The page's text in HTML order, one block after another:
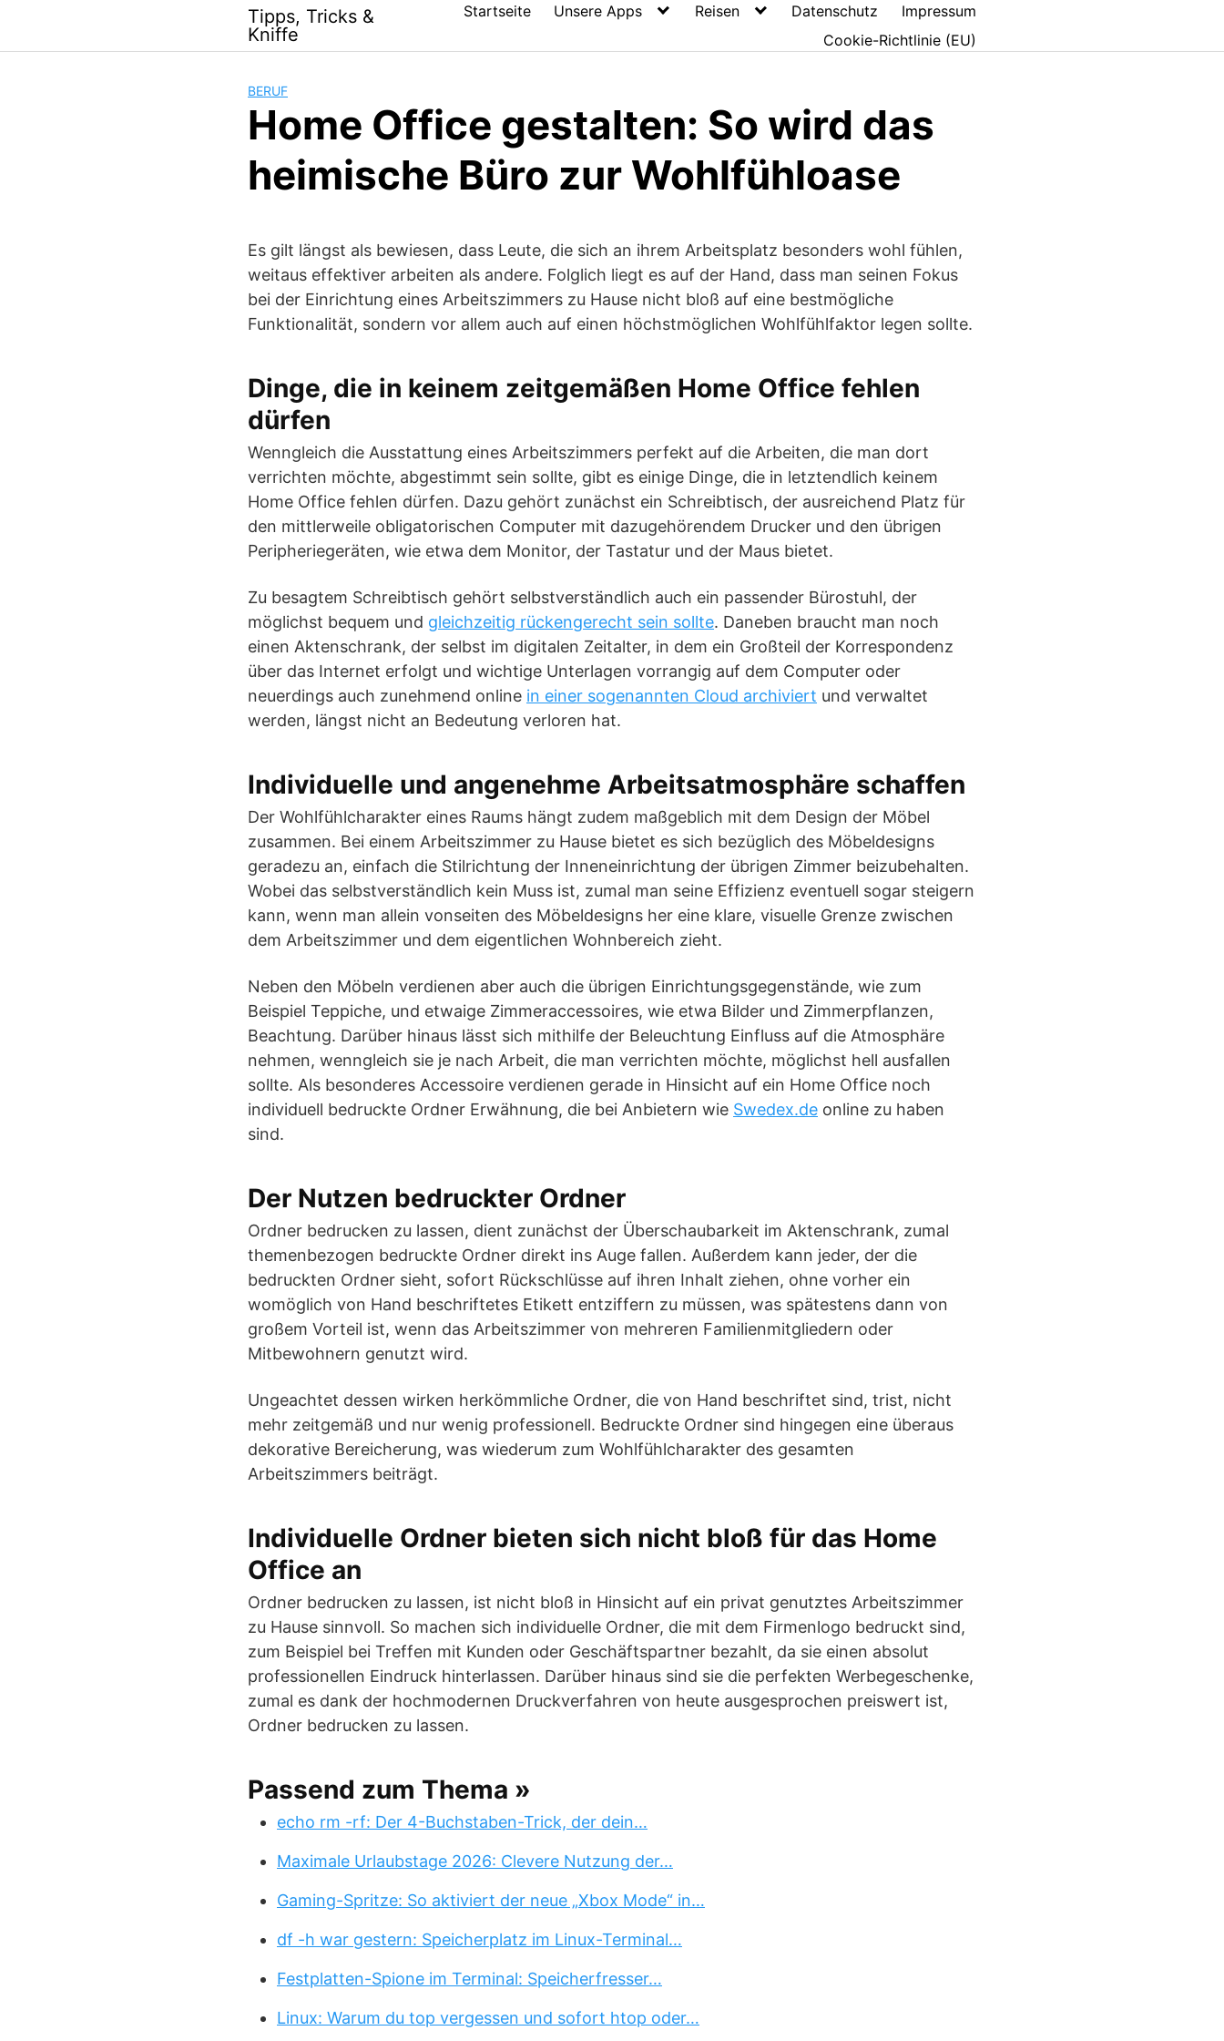
content
Tipps, Tricks &
Kniffe
Startseite Unsere Apps Reisen Datenschutz
Impressum
Cookie-Richtlinie (EU)
BERUF
Home Office gestalten: So wird das
heimische Büro zur Wohlfühloase
Es gilt längst als bewiesen, dass Leute, die sich an ihrem Arbeitsplatz besonders wohl fühlen,
weitaus effektiver arbeiten als andere. Folglich liegt es auf der Hand, dass man seinen Fokus
bei der Einrichtung eines Arbeitszimmers zu Hause nicht bloß auf eine bestmögliche
Funktionalität, sondern vor allem auch auf einen höchstmöglichen Wohlfühlfaktor legen sollte.
Dinge, die in keinem zeitgemäßen Home Office fehlen
dürfen
Wenngleich die Ausstattung eines Arbeitszimmers perfekt auf die Arbeiten, die man dort
verrichten möchte, abgestimmt sein sollte, gibt es einige Dinge, die in letztendlich keinem
Home Office fehlen dürfen. Dazu gehört zunächst ein Schreibtisch, der ausreichend Platz für
den mittlerweile obligatorischen Computer mit dazugehörendem Drucker und den übrigen
Peripheriegeräten, wie etwa dem Monitor, der Tastatur und der Maus bietet.
Zu besagtem Schreibtisch gehört selbstverständlich auch ein passender Bürostuhl, der
möglichst bequem und gleichzeitig rückengerecht sein sollte. Daneben braucht man noch
einen Aktenschrank, der selbst im digitalen Zeitalter, in dem ein Großteil der Korrespondenz
über das Internet erfolgt und wichtige Unterlagen vorrangig auf dem Computer oder
neuerdings auch zunehmend online in einer sogenannten Cloud archiviert und verwaltet
werden, längst nicht an Bedeutung verloren hat.
Individuelle und angenehme Arbeitsatmosphäre schaffen
Der Wohlfühlcharakter eines Raums hängt zudem maßgeblich mit dem Design der Möbel
zusammen. Bei einem Arbeitszimmer zu Hause bietet es sich bezüglich des Möbeldesigns
geradezu an, einfach die Stilrichtung der Inneneinrichtung der übrigen Zimmer beizubehalten.
Wobei das selbstverständlich kein Muss ist, zumal man seine Effizienz eventuell sogar steigern
kann, wenn man allein vonseiten des Möbeldesigns her eine klare, visuelle Grenze zwischen
dem Arbeitszimmer und dem eigentlichen Wohnbereich zieht.
Neben den Möbeln verdienen aber auch die übrigen Einrichtungsgegenstände, wie zum
Beispiel Teppiche, und etwaige Zimmeraccessoires, wie etwa Bilder und Zimmerpflanzen,
Beachtung. Darüber hinaus lässt sich mithilfe der Beleuchtung Einfluss auf die Atmosphäre
nehmen, wenngleich sie je nach Arbeit, die man verrichten möchte, möglichst hell ausfallen
sollte. Als besonderes Accessoire verdienen gerade in Hinsicht auf ein Home Office noch
individuell bedruckte Ordner Erwähnung, die bei Anbietern wie Swedex.de online zu haben
sind.
Der Nutzen bedruckter Ordner
Ordner bedrucken zu lassen, dient zunächst der Überschaubarkeit im Aktenschrank, zumal
themenbezogen bedruckte Ordner direkt ins Auge fallen. Außerdem kann jeder, der die
bedruckten Ordner sieht, sofort Rückschlüsse auf ihren Inhalt ziehen, ohne vorher ein
womöglich von Hand beschriftetes Etikett entziffern zu müssen, was spätestens dann von
großem Vorteil ist, wenn das Arbeitszimmer von mehreren Familienmitgliedern oder
Mitbewohnern genutzt wird.
Ungeachtet dessen wirken herkömmliche Ordner, die von Hand beschriftet sind, trist, nicht
mehr zeitgemäß und nur wenig professionell. Bedruckte Ordner sind hingegen eine überaus
dekorative Bereicherung, was wiederum zum Wohlfühlcharakter des gesamten
Arbeitszimmers beiträgt.
Individuelle Ordner bieten sich nicht bloß für das Home
Office an
Ordner bedrucken zu lassen, ist nicht bloß in Hinsicht auf ein privat genutztes Arbeitszimmer
zu Hause sinnvoll. So machen sich individuelle Ordner, die mit dem Firmenlogo bedruckt sind,
zum Beispiel bei Treffen mit Kunden oder Geschäftspartner bezahlt, da sie einen absolut
professionellen Eindruck hinterlassen. Darüber hinaus sind sie die perfekten Werbegeschenke,
zumal es dank der hochmodernen Druckverfahren von heute ausgesprochen preiswert ist,
Ordner bedrucken zu lassen.
Passend zum Thema »
echo rm -rf: Der 4-Buchstaben-Trick, der dein…
Maximale Urlaubstage 2026: Clevere Nutzung der…
Gaming-Spritze: So aktiviert der neue „Xbox Mode“ in…
df -h war gestern: Speicherplatz im Linux-Terminal…
Festplatten-Spione im Terminal: Speicherfresser…
Linux: Warum du top vergessen und sofort htop oder…